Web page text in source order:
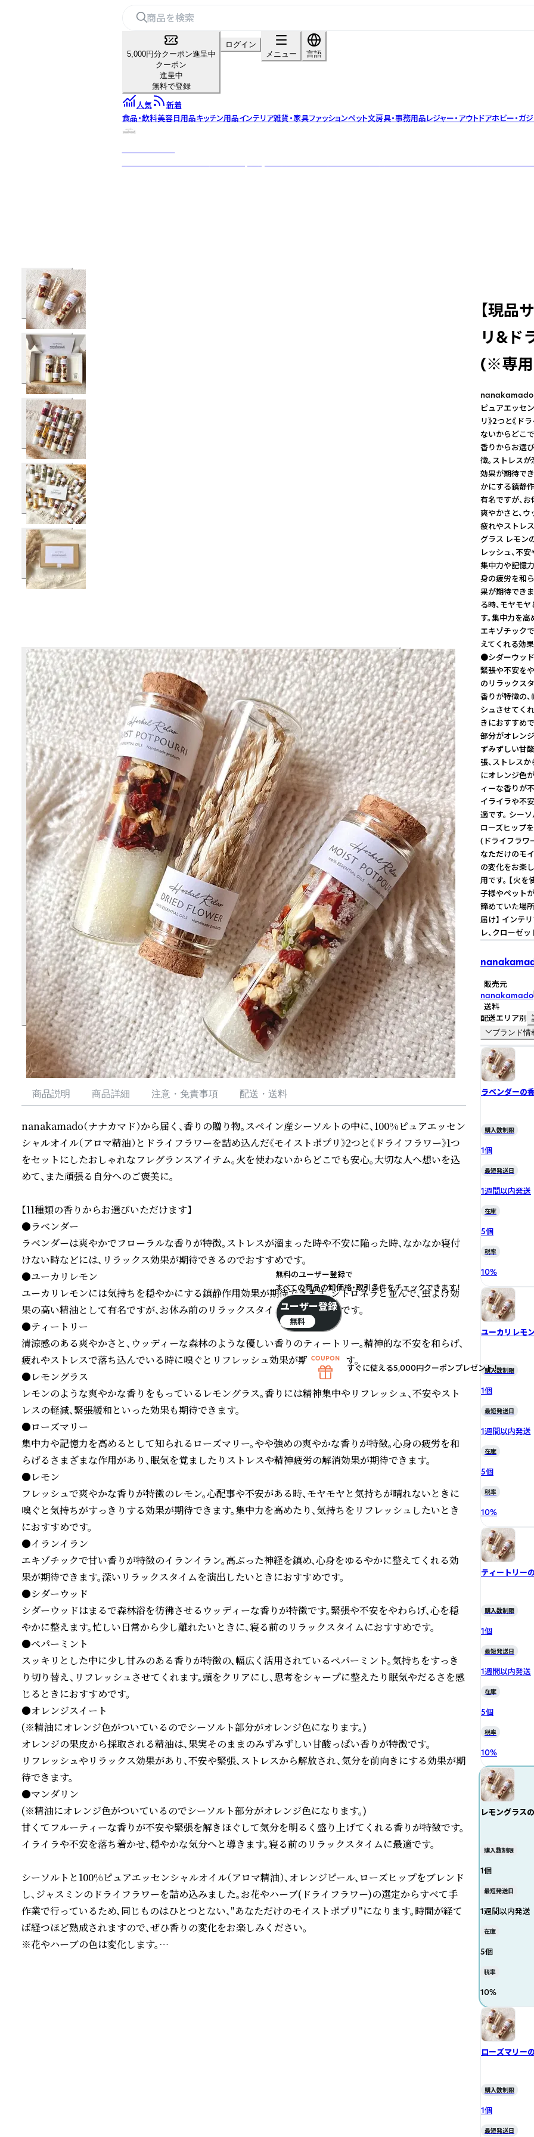
5,000円分クーポン進呈中
クーポン
進呈中
無料で登録
ログイン
メニュー
言語
人気
新着
食品・飲料美容日用品キッチン用品インテリア雑貨・家具ファッションペット文房具・事務用品レジャー・アウトドアホビー・ガジ
商品説明 商品詳細 注意・免責事項 配送・送料
nanakamado（ナナカマド）から届く、香りの贈り物。スペイン産シーソルトの中に、100%ピュアエッセン
シャルオイル（アロマ精油）とドライフラワーを詰め込んだ《モイストポプリ》2つと《ドライフラワー》1つ
をセットにしたおしゃれなフレグランスアイテム。火を使わないからどこでも安心。大切な人へ想いを込
めて、また頑張る自分へのご褒美に。
【11種類の香りからお選びいただけます】
●ラベンダー
ラベンダーは爽やかでフローラルな香りが特徴。ストレスが溜まった時や不安に陥った時、なかなか寝付
けない時などには、リラックス効果が期待できるのでおすすめです。
●ユーカリレモン
ユーカリレモンには気持ちを穏やかにする鎮静作用効果が期待できます。シトロネラと並んで、虫よけ効
果の高い精油として有名ですが、お休み前のリラックスタイムにもおすすめです。
●ティートリー
清涼感のある爽やかさと、ウッディーな森林のような優しい香りのティートリー。精神的な不安を和らげ、
疲れやストレスで落ち込んでいる時に嗅ぐとリフレッシュ効果が期待できます。
●レモングラス
レモンのような爽やかな香りをもっているレモングラス。香りには精神集中やリフレッシュ、不安やスト
レスの軽減、緊張緩和といった効果も期待できます。
●ローズマリー
集中力や記憶力を高めるとして知られるローズマリー。やや強めの爽やかな香りが特徴。心身の疲労を和
らげるさまざまな作用があり、眠気を覚ましたりストレスや精神疲労の解消効果が期待できます。
●レモン
フレッシュで爽やかな香りが特徴のレモン。心配事や不安がある時、モヤモヤと気持ちが晴れないときに
嗅ぐと気持ちがすっきりする効果が期待できます。集中力を高めたり、気持ちをリフレッシュしたいとき
におすすめです。
●イランイラン
エキゾチックで甘い香りが特徴のイランイラン。高ぶった神経を鎮め、心身をゆるやかに整えてくれる効
果が期待できます。深いリラックスタイムを演出したいときにおすすめです。
●シダーウッド
シダーウッドはまるで森林浴を彷彿させるウッディーな香りが特徴です。緊張や不安をやわらげ、心を穏
やかに整えます。忙しい日常から少し離れたいときに、寝る前のリラックスタイムにおすすめです。
●ペパーミント
スッキリとした中に少し甘みのある香りが特徴の、幅広く活用されているペパーミント。気持ちをすっき
り切り替え、リフレッシュさせてくれます。頭をクリアにし、思考をシャープに整えたり眠気やだるさを感
じるときにおすすめです。
●オレンジスイート
(※精油にオレンジ色がついているのでシーソルト部分がオレンジ色になります。)
オレンジの果皮から採取される精油は、果実そのままのみずみずしい甘酸っぱい香りが特徴です。
リフレッシュやリラックス効果があり、不安や緊張、ストレスから解放され、気分を前向きにする効果が期
待できます。
●マンダリン
(※精油にオレンジ色がついているのでシーソルト部分がオレンジ色になります。)
甘くてフルーティーな香りが不安や緊張を解きほぐして気分を明るく盛り上げてくれる香りが特徴です。
イライラや不安を落ち着かせ、穏やかな気分へと導きます。寝る前のリラックスタイムに最適です。
シーソルトと100%ピュアエッセンシャルオイル（アロマ精油）、オレンジピール、ローズヒップをブレンド
し、ジャスミンのドライフラワーを詰め込みました。お花やハーブ(ドライフラワー)の選定からすべて手
作業で行っているため、同じものはひとつとない、"あなただけのモイストポプリ"になります。時間が経て
ば経つほど熟成されますので、ぜひ香りの変化をお楽しみください。
※花やハーブの色は変化します。
【現
リ&ド
(※専用
nanakamado
ピュアエッセ
リ》2つと《ド
ないからどこ
香りからお選
徴。ストレス
効果が期待で
かにする鎮静
有名ですが、
爽やかさと、
疲れやストレ
グラス レモン
レッシュ、不
集中力や記憶
身の疲労を和
果が期待でき
る時、モヤモ
す。集中力を
エキゾチック
えてくれる効
●シダーウッ
緊張や不安を
のリラックス
香りが特徴の
シュさせてく
きにおすすめ
部分がオレン
ずみずしい甘
張、ストレス
にオレンジ色
ィーな香りが
イライラや不
適です。 シー
ローズヒップ
(ドライフラワ
なただけのモ
の変化をお楽
用です。 【火
子様やペット
諦めていた場
届け】 インテ
レ、クローゼ
販売元
nanakamado
送料
配送エリア別
ブランド情
ラベンダーの
購入数制限
1個
最短発送日
1週間以内発送
在庫
5個
税率
10%
ユーカリレモ
購入数制限
1個
最短発送日
1週間以内発送
在庫
5個
税率
10%
ティートリー
購入数制限
1個
最短発送日
1週間以内発送
在庫
5個
税率
10%
レモングラス
購入数制限
1個
最短発送日
1週間以内発送
在庫
5個
税率
10%
ローズマリー
購入数制限
1個
最短発送日
無料のユーザー登録で
すべての商品の卸価格・取引条件をチェックできます！
ユーザー登録
無料
すぐに使える5,000円クーポンプレゼント！